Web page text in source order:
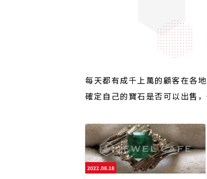
每天都有成千上萬的顧客在各
確定自己的寶石是否可以出售
2022.08.18